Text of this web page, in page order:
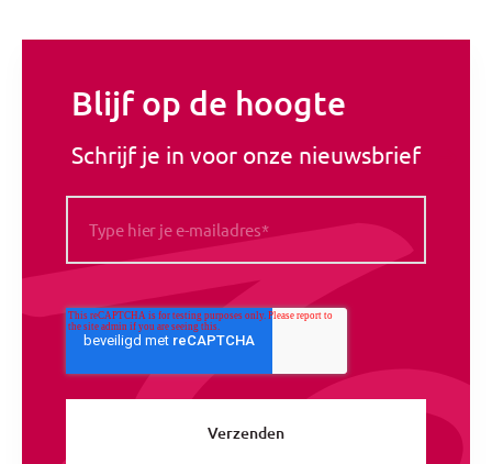
Blijf op de hoogte
Schrijf je in voor onze nieuwsbrief